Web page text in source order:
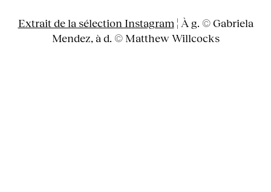
Extrait de la sélection Instagram ¦ À g. © Gabriela
Mendez, à d. © Matthew Willcocks